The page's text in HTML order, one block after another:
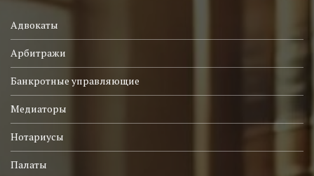
Адвокаты
Арбитражи
Банкротные управляющие
Медиаторы
Нотариусы
Палаты